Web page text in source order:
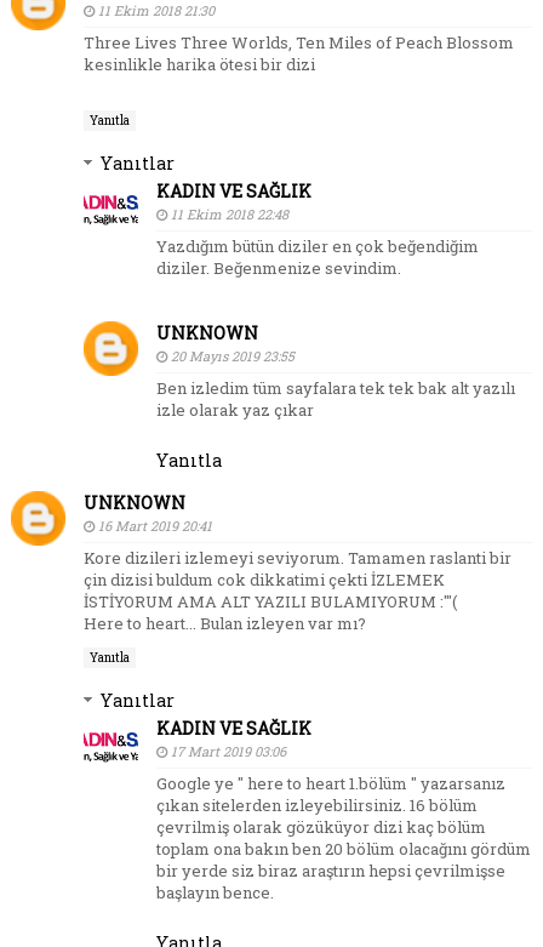
11 Ekim 2018 21:30
Three Lives Three Worlds, Ten Miles of Peach Blossom
kesinlikle harika ötesi bir dizi
Yanıtla
Yanıtlar
KADIN VE SAĞLIK
11 Ekim 2018 22:48
Yazdığım bütün diziler en çok beğendiğim
diziler. Beğenmenize sevindim.
UNKNOWN
20 Mayıs 2019 23:55
Ben izledim tüm sayfalara tek tek bak alt yazılı
izle olarak yaz çıkar
Yanıtla
UNKNOWN
16 Mart 2019 20:41
Kore dizileri izlemeyi seviyorum. Tamamen raslanti bir
çin dizisi buldum cok dikkatimi çekti İZLEMEK
İSTİYORUM AMA ALT YAZILI BULAMIYORUM :'''(
Here to heart... Bulan izleyen var mı?
Yanıtla
Yanıtlar
KADIN VE SAĞLIK
17 Mart 2019 03:06
Google ye " here to heart 1.bölüm " yazarsanız
çıkan sitelerden izleyebilirsiniz. 16 bölüm
çevrilmiş olarak gözüküyor dizi kaç bölüm
toplam ona bakın ben 20 bölüm olacağını gördüm
bir yerde siz biraz araştırın hepsi çevrilmişse
başlayın bence.